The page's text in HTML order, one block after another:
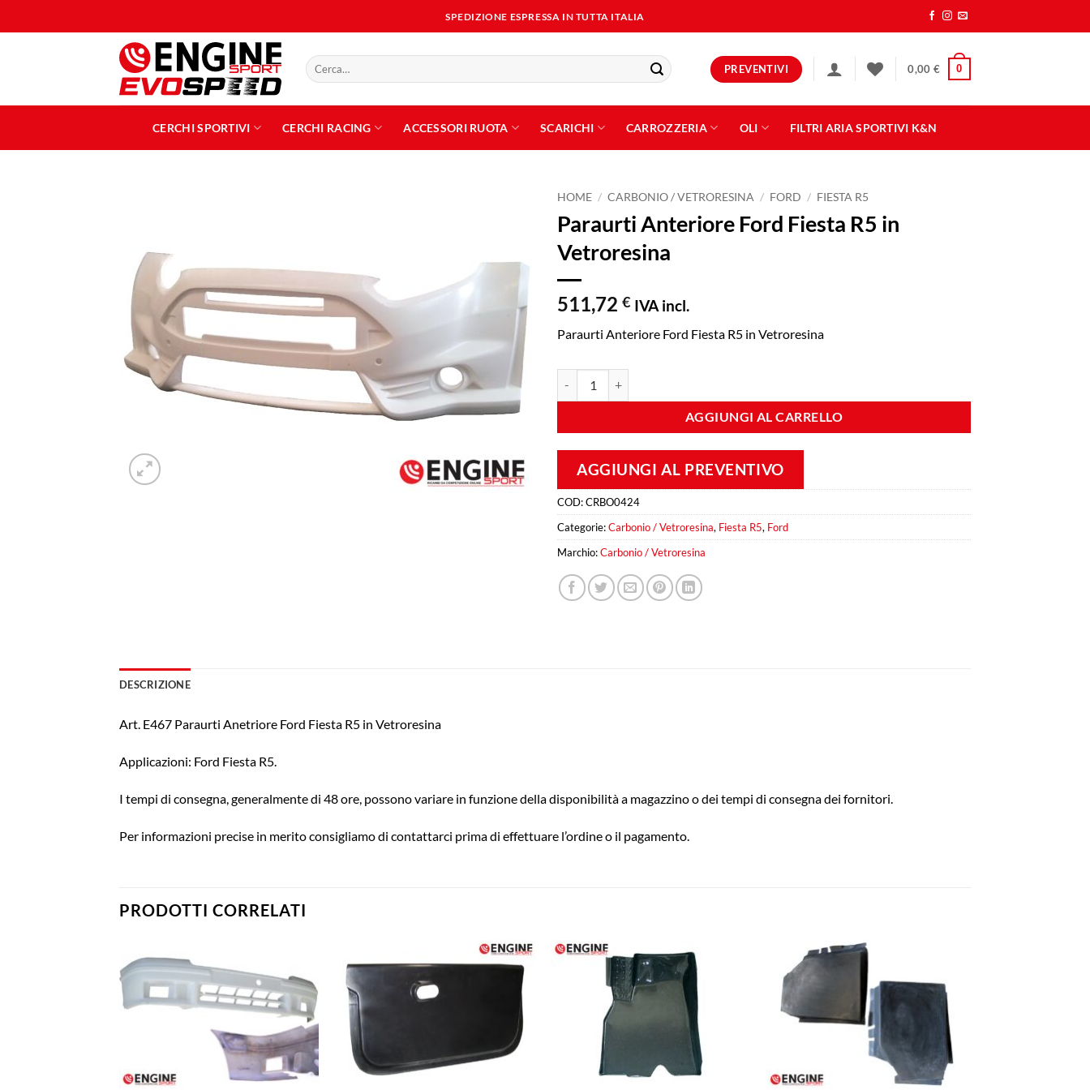
ai
SPEDIZIONE ESPRESSA IN TUTTA ITALIA
Cerca: PREVENTIVI 0,00 € 0
CERCHI SPORTIVI CERCHI RACING ACCESSORI RUOTA SCARICHI CARROZZERIA OLI FILTRI ARIA SPORTIVI K&N
dei
HOME / CARBONIO / VETRORESINA / FORD / FIESTA R5
Paraurti Anteriore Ford Fiesta R5 in
Vetroresina
511,72 € IVA incl.
Paraurti Anteriore Ford Fiesta R5 in Vetroresina
AGGIUNGI AL CARRELLO
AGGIUNGI AL PREVENTIVO
COD:CRBO0424
Categorie:Carbonio / Vetroresina, Fiesta R5, Ford
Marchio:Carbonio / Vetroresina
DESCRIZIONE
Art. E467 Paraurti Anetriore Ford Fiesta R5 in Vetroresina
Applicazioni: Ford Fiesta R5.
I tempi di consegna, generalmente di 48 ore, possono variare in funzione della disponibilità a magazzino o dei tempi di consegna dei fornitori.
Per informazioni precise in merito consigliamo di contattarci prima di effettuare l’ordine o il pagamento.
PRODOTTI CORRELATI
Aggiungi
alla lista
dei
desideri
Aggiungi
desideri
Aggiungi
alla lista
desideri